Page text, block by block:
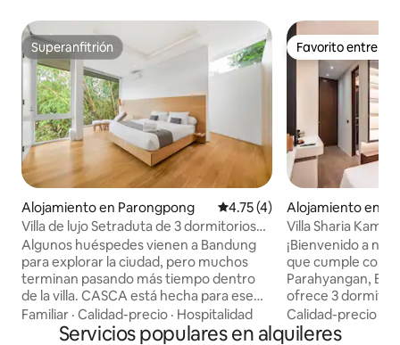
Superanfitrión
Superanfitrión
Alojamiento en Parongpong Calificación promedio: 4.75
4.75 (4)
Villa de lujo Setraduta de 3 dormitorios
con vista a la cascada
Algunos huéspedes vienen a Bandung
para explorar la ciudad, pero muchos
terminan pasando más tiempo dentro
de la villa. CASCA está hecha para ese
tipo de estadía. Un refugio privado para
familias y grupos de amigos que buscan
Familiar · Calidad-precio · Hospitalidad
Favorito entre
Favorito entre
Alojamiento en
adalarang
Villa Sharia
¡Bienvenido a
que cumple con
Parahyangan,
ofrece 3
acondicionado, 2
totalmente
Calidad-precio
Servicios populares en alquileres